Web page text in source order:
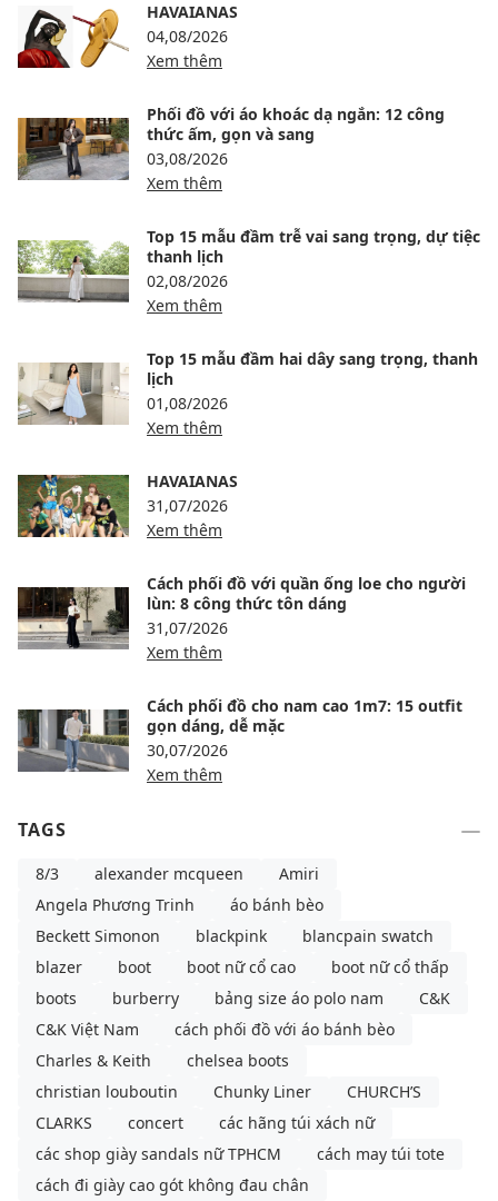
HAVAIANAS
04,08/2026
Xem thêm
Phối đồ với áo khoác dạ ngắn: 12 công
thức ấm, gọn và sang
03,08/2026
Xem thêm
Top 15 mẫu đầm trễ vai sang trọng, dự tiệc
thanh lịch
02,08/2026
Xem thêm
Top 15 mẫu đầm hai dây sang trọng, thanh
lịch
01,08/2026
Xem thêm
HAVAIANAS
31,07/2026
Xem thêm
Cách phối đồ với quần ống loe cho người
lùn: 8 công thức tôn dáng
31,07/2026
Xem thêm
Cách phối đồ cho nam cao 1m7: 15 outfit
gọn dáng, dễ mặc
30,07/2026
Xem thêm
TAGS
8/3 alexander mcqueen
Amiri
Angela Phương Trinh
áo bánh bèo
Beckett Simonon
blackpink
blancpain swatch
blazer
boot boot nữ cổ cao
boot nữ cổ thấp
boots
burberry bảng size áo polo nam
C&K
C&K Việt Nam
cách phối đồ với áo bánh bèo
Charles & Keith
chelsea boots
christian louboutin
Chunky Liner
CHURCH’S
CLARKS
concert
các hãng túi xách nữ
các shop giày sandals nữ TPHCM
cách may túi tote
cách đi giày cao gót không đau chân